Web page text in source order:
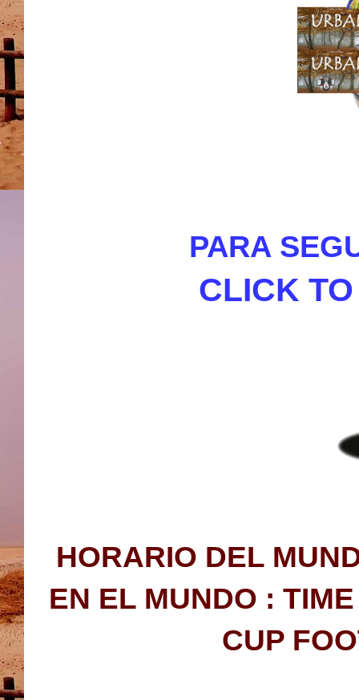
PARA
CLICK
HORARIO DEL
EN EL MUNDO :
CUP